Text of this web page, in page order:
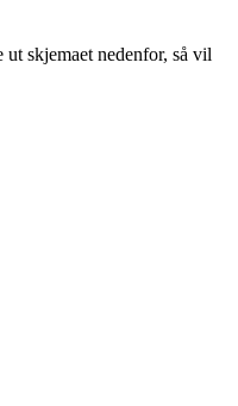
skjemaet nedenfor, så vil